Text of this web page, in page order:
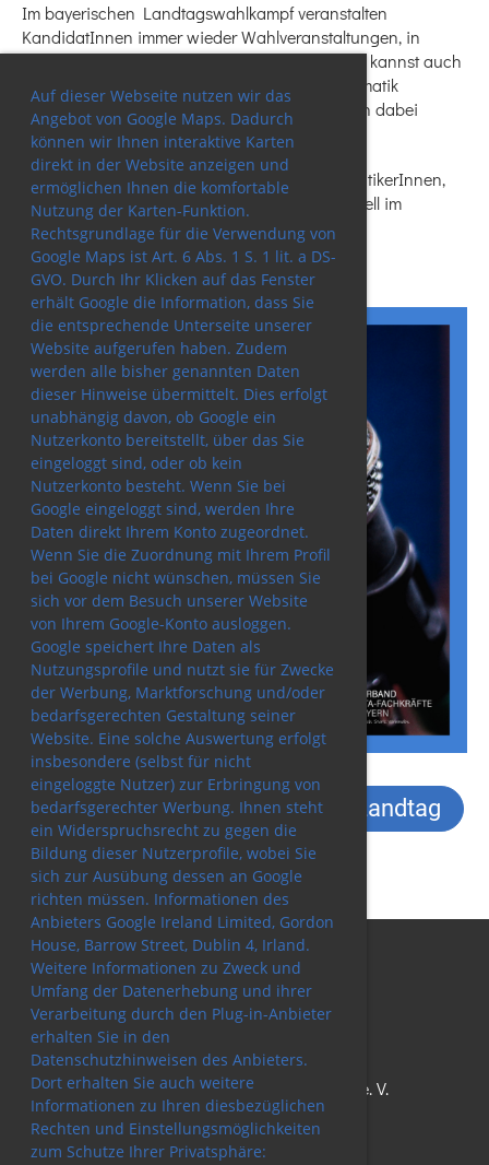
Auf dieser Webseite nutzen wir das
Angebot von Google Maps. Dadurch
können wir Ihnen interaktive Karten
direkt in der Website anzeigen und
ermöglichen Ihnen die komfortable
Nutzung der Karten-Funktion.
Rechtsgrundlage für die Verwendung von
Google Maps ist Art. 6 Abs. 1 S. 1 lit. a DS-
GVO. Durch Ihr Klicken auf das Fenster
erhält Google die Information, dass Sie
die entsprechende Unterseite unserer
Website aufgerufen haben. Zudem
werden alle bisher genannten Daten
dieser Hinweise übermittelt. Dies erfolgt
unabhängig davon, ob Google ein
Nutzerkonto bereitstellt, über das Sie
eingeloggt sind, oder ob kein
Nutzerkonto besteht. Wenn Sie bei
Google eingeloggt sind, werden Ihre
Daten direkt Ihrem Konto zugeordnet.
Wenn Sie die Zuordnung mit Ihrem Profil
bei Google nicht wünschen, müssen Sie
sich vor dem Besuch unserer Website
von Ihrem Google-Konto ausloggen.
Google speichert Ihre Daten als
Nutzungsprofile und nutzt sie für Zwecke
der Werbung, Marktforschung und/oder
bedarfsgerechten Gestaltung seiner
Website. Eine solche Auswertung erfolgt
insbesondere (selbst für nicht
eingeloggte Nutzer) zur Erbringung von
bedarfsgerechter Werbung. Ihnen steht
ein Widerspruchsrecht zu gegen die
Bildung dieser Nutzerprofile, wobei Sie
sich zur Ausübung dessen an Google
richten müssen. Informationen des
Anbieters Google Ireland Limited, Gordon
House, Barrow Street, Dublin 4, Irland.
Weitere Informationen zu Zweck und
Umfang der Datenerhebung und ihrer
Verarbeitung durch den Plug-in-Anbieter
erhalten Sie in den
Datenschutzhinweisen des Anbieters.
Dort erhalten Sie auch weitere
Informationen zu Ihren diesbezüglichen
Rechten und Einstellungsmöglichkeiten
zum Schutze Ihrer Privatsphäre:
Im bayerischen Landtagswahlkampf veranstalten
KandidatInnen immer wieder Wahlveranstaltungen, in
denen BürgerInnen Fragen stellen können. So kannst auch
du Fragen stellen, die sich mit der Kita-Problematik
beschäftigen. Natürlich kann auch die Petition dabei
erwähnt werden.
Neben den Veranstaltungen kannst du die PolitikerInnen,
die in deinem Wahlkreis kandidieren bzw. aktuell im
Landtag gewählt sind. Eine Übersicht über die
Landtagsabgeordneten findest du unter:
Abgeordnete im bayerischen Landtag
© Verband Kita-Fachkräfte Bayern e. V.
Erstellt mit ClubDesk Vereinssoftware